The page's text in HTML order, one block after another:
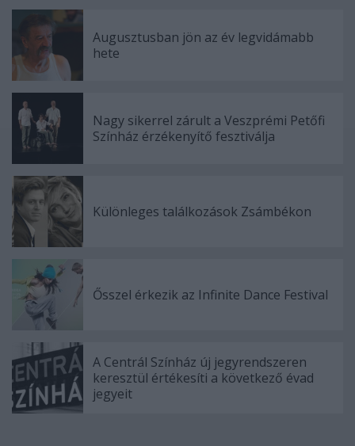
Augusztusban jön az év legvidámabb
hete
Nagy sikerrel zárult a Veszprémi Petőfi
Színház érzékenyítő fesztiválja
Különleges találkozások Zsámbékon
Ősszel érkezik az Infinite Dance Festival
A Centrál Színház új jegyrendszeren
keresztül értékesíti a következő évad
jegyeit